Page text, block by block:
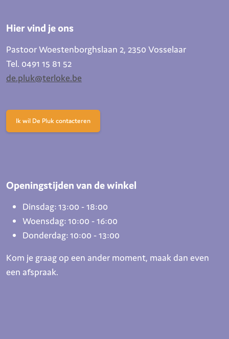
Hier vind je ons
Pastoor Woestenborghslaan 2, 2350 Vosselaar
Tel. 0491 15 81 52
de.pluk@terloke.be
Ik wil De Pluk contacteren
Openingstijden van de winkel
Dinsdag: 13:00 - 18:00
Woensdag: 10:00 - 16:00
Donderdag: 10:00 - 13:00
Kom je graag op een ander moment, maak dan even
een afspraak.